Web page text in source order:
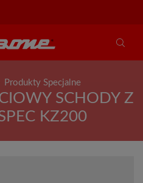
Produkty Specjalne
SCHODY Z
KZ200